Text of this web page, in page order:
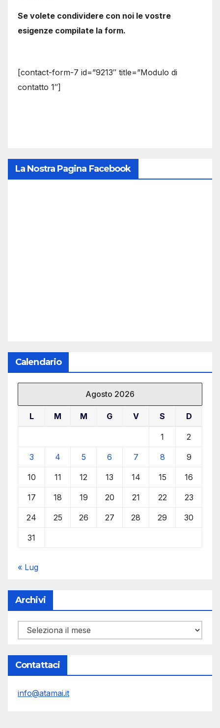
Se volete condividere con noi le vostre
esigenze compilate la form.
[contact-form-7 id=”9213″ title=”Modulo di
contatto 1″]
La Nostra Pagina Facebook
Calendario
Agosto 2026
L M M G V S D
1 2
3 4 5 6 7 8 9
10 11 12 13 14 15 16
17 18 19 20 21 22 23
24 25 26 27 28 29 30
31
« Lug
Archivi
Archivi
Contattaci
info@atamai.it